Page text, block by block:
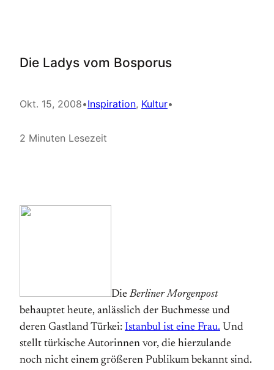
Die Ladys vom Bosporus
Okt. 15, 2008•Inspiration, Kultur•
2 Minuten Lesezeit
DieBerliner Morgenpost
behauptet heute, anlässlich der Buchmesse und
deren Gastland Türkei: Istanbul ist eine Frau. Und
stellt türkische Autorinnen vor, die hierzulande
noch nicht einem größeren Publikum bekannt sind.